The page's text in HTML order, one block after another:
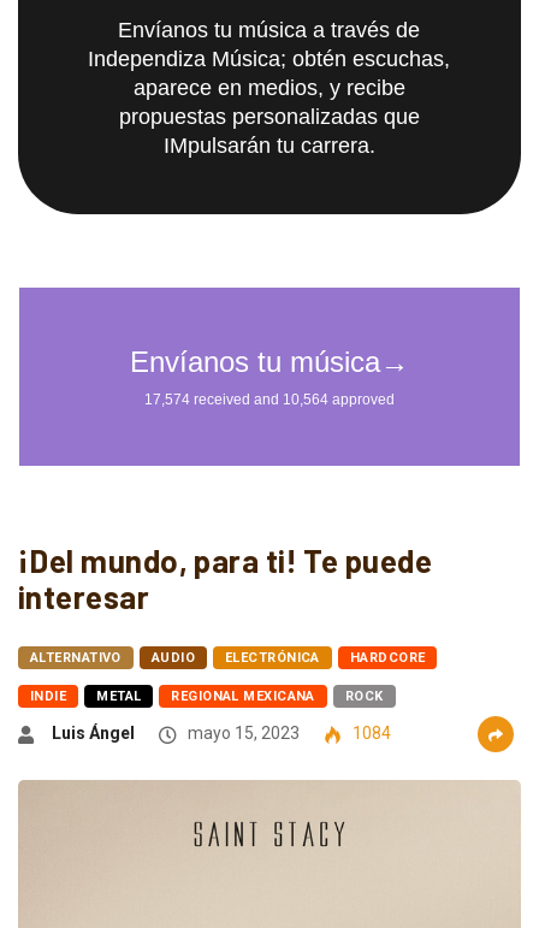
Envíanos tu música a través de
Independiza Música; obtén escuchas,
aparece en medios, y recibe
propuestas personalizadas que
IMpulsarán tu carrera.
¡Del mundo, para ti! Te puede
interesar
ALTERNATIVO AUDIO ELECTRÓNICA HARDCORE
INDIE METAL REGIONAL MEXICANA ROCK
Luis Ángel mayo 15, 2023 1084